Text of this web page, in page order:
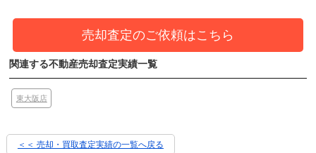
売却査定のご依頼はこちら
関連する不動産売却査定実績一覧
東大阪店
＜＜ 売却・買取査定実績の一覧へ戻る